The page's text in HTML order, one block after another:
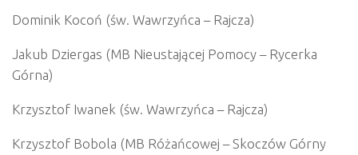
Dominik Kocoń (św. Wawrzyńca – Rajcza)
Jakub Dziergas (MB Nieustającej Pomocy – Rycerka
Górna)
Krzysztof Iwanek (św. Wawrzyńca – Rajcza)
Krzysztof Bobola (MB Różańcowej – Skoczów Górny